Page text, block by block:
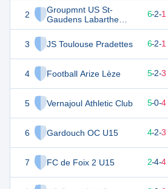
2
Groupmnt US St-
Gaudens Labarthe
Luch
3
JS Toulouse Pradettes
4 Football Arize Lèze
5 Vernajoul Athletic Club
6 Gardouch OC U15
7 FC de Foix 2 U15
19 6-2-1
18 10 6-2-1
17 5-2-3
14 10 5-0-4
13 4-2-3
10 2-4-4